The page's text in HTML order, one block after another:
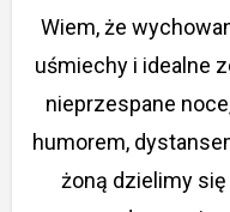
Wiem, że
uśmiechy i idealne
nieprzespane
humorem,
żoną dzielimy